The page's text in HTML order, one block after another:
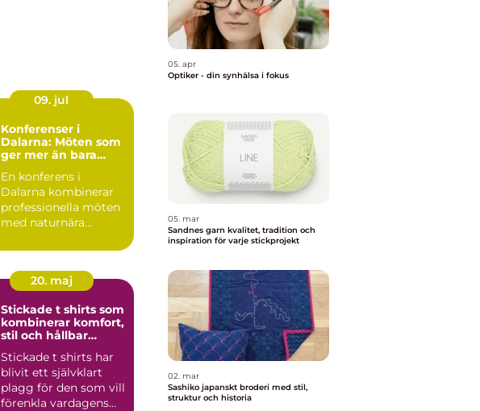
09. jul
Konferenser i
Dalarna: Möten som
ger mer än bara
En konferens i
Dalarna kombinerar
professionella möten
med naturnära
20. maj
Stickade t shirts som
kombinerar komfort,
stil och hållbar
Stickade t shirts har
blivit ett självklart
plagg för den som vill
förenkla vardagens...
05. apr
Optiker - din synhälsa i fokus
05. mar
Sandnes garn kvalitet, tradition och
inspiration för varje stickprojekt
02. mar
Sashiko japanskt broderi med stil,
struktur och historia